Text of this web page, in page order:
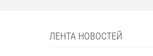
ЛЕНТА НОВОСТЕЙ